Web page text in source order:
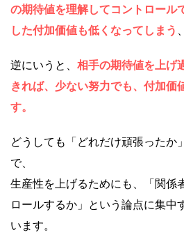
の期待値を理解してコントロール
した付加価値も低くなってしまう
逆にいうと、 相手の期待値を上げ
きれば、少ない努力でも、付加価
す。
どうしても「どれだけ頑張ったか
で、
生産性を上げるためにも、「関係
ロールするか」という論点に集中
います。